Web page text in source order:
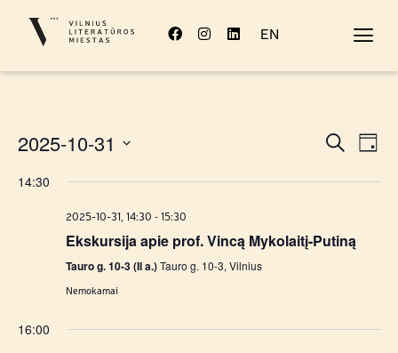
EN
Paieška
Diena
2025-10-31
datą
14:30
2025-10-31, 14:30 -15:30
Ekskursija apie prof. Vincą Mykolaitį-Putiną
Tauro g. 10-3 (II a.)Tauro g. 10-3, Vilnius
Nemokamai
16:00